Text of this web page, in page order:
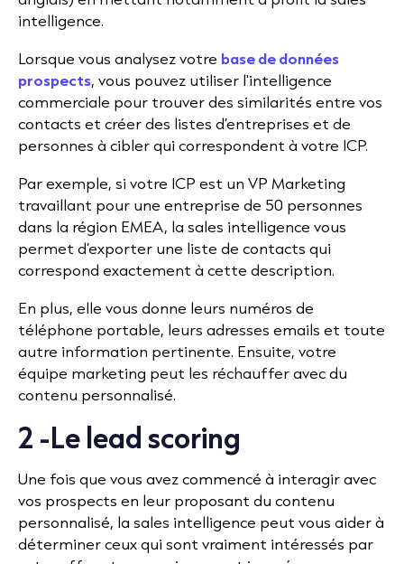
intelligence.
Lorsque vous analysez votre base de données
prospects, vous pouvez utiliser l'intelligence
commerciale pour trouver des similarités entre vos
contacts et créer des listes d’entreprises et de
personnes à cibler qui correspondent à votre ICP.
Par exemple, si votre ICP est un VP Marketing
travaillant pour une entreprise de 50 personnes
dans la région EMEA, la sales intelligence vous
permet d’exporter une liste de contacts qui
correspond exactement à cette description.
En plus, elle vous donne leurs numéros de
téléphone portable, leurs adresses emails et toute
autre information pertinente. Ensuite, votre
équipe marketing peut les réchauffer avec du
contenu personnalisé.
2 -Le lead scoring
Une fois que vous avez commencé à interagir avec
vos prospects en leur proposant du contenu
personnalisé, la sales intelligence peut vous aider à
déterminer ceux qui sont vraiment intéressés par